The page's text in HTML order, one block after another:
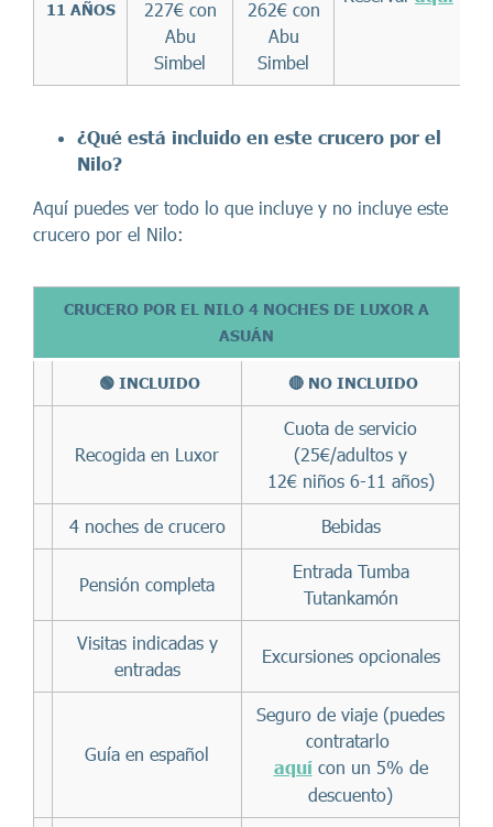
11 AÑOS
227€ con
Abu
Simbel
262€ con
Abu
Simbel
¿Qué está incluido en este crucero por el
Nilo?
Aquí puedes ver todo lo que incluye y no incluye este
crucero por el Nilo:
CRUCERO POR EL NILO 4 NOCHES DE LUXOR A
ASUÁN
🟢 INCLUIDO 🔴 NO INCLUIDO
Recogida en Luxor
Cuota de servicio
(25€/adultos y
12€ niños 6-11 años)
4 noches de crucero Bebidas
Pensión completa
Entrada Tumba
Tutankamón
Visitas indicadas y
entradas
Excursiones opcionales
Guía en español
Seguro de viaje (puedes
contratarlo
aquícon un 5% de
descuento)